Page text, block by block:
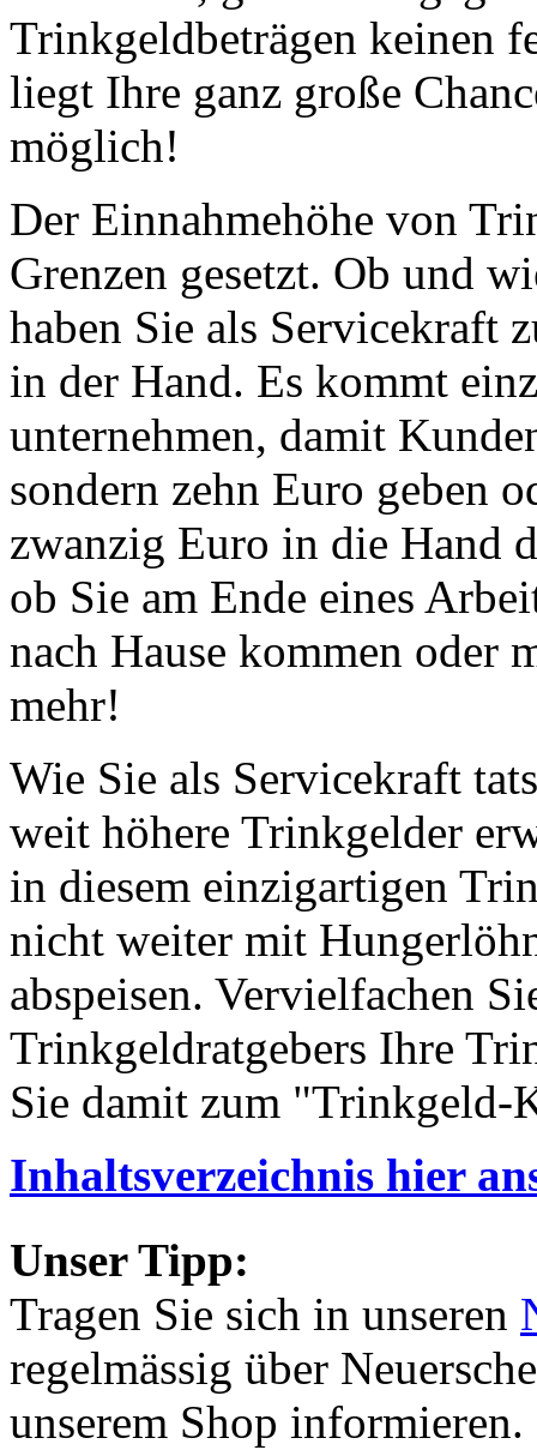
Trinkgeldbeträgen keinen
liegt Ihre ganz große
möglich!
Der Einnahmehöhe von
Grenzen gesetzt. Ob und
haben Sie als Servicekraft
in der Hand. Es kommt
unternehmen, damit
sondern zehn Euro geben
zwanzig Euro in die Hand
ob Sie am Ende eines
nach Hause kommen oder
mehr!
Wie Sie als Servicekraft
weit höhere Trinkgelder
in diesem einzigartigen
nicht weiter mit
abspeisen. Vervielfachen
Trinkgeldratgebers Ihre
Sie damit zum "Trinkgeld-
Inhaltsverzeichnis hier
Unser Tipp:
Tragen Sie sich in unseren
regelmässig über
unserem Shop informieren.